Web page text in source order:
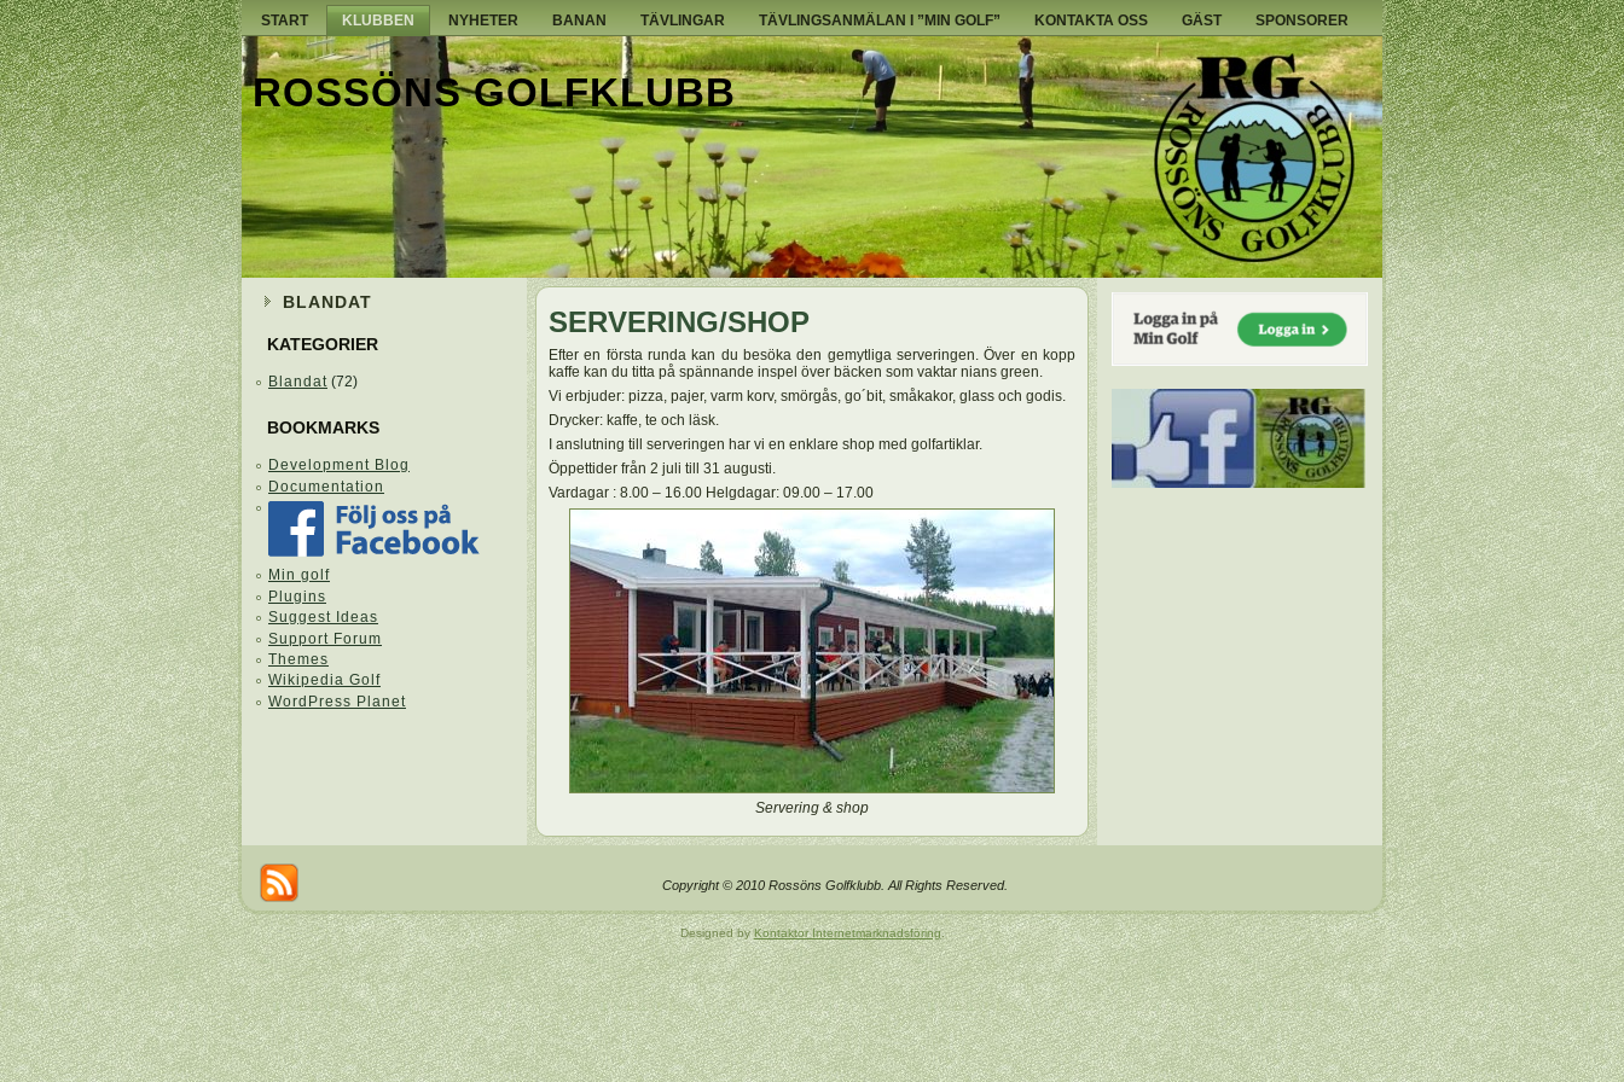
START KLUBBEN NYHETER BANAN TÄVLINGAR TÄVLINGSANMÄLAN I ”MIN GOLF” KONTAKTA OSS GÄST SPONSORER
ROSSÖNS GOLFKLUBB
BLANDAT
KATEGORIER
Blandat (72)
BOOKMARKS
Development Blog
Documentation
Min golf
Plugins
Suggest Ideas
Support Forum
Themes
Wikipedia Golf
WordPress Planet
SERVERING/SHOP
Efter en första runda kan du besöka den gemytliga serveringen. Över en kopp
kaffe kan du titta på spännande inspel över bäcken som vaktar nians green.
Vi erbjuder: pizza, pajer, varm korv, smörgås, go´bit, småkakor, glass och godis.
Drycker: kaffe, te och läsk.
I anslutning till serveringen har vi en enklare shop med golfartiklar.
Öppettider från 2 juli till 31 augusti.
Vardagar : 8.00 – 16.00 Helgdagar: 09.00 – 17.00
Servering & shop
Copyright © 2010 Rossöns Golfklubb. All Rights Reserved.
Designed byKontaktor Internetmarknadsföring.